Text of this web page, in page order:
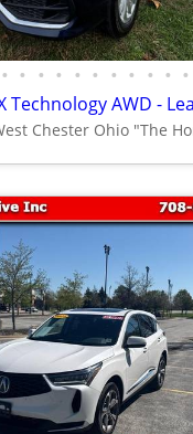
• • • • • • • • • • •